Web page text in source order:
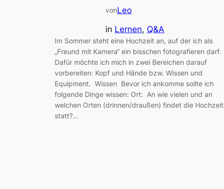
vonLeo
in Lernen, Q&A
Im Sommer steht eine Hochzeit an, auf der ich als
„Freund mit Kamera“ ein bisschen fotografieren darf.
Dafür möchte ich mich in zwei Bereichen darauf
vorbereiten: Kopf und Hände bzw. Wissen und
Equipment. Wissen Bevor ich ankomme sollte ich
folgende Dinge wissen: Ort: An wie vielen und an
welchen Orten (drinnen/draußen) findet die Hochzeit
statt?…